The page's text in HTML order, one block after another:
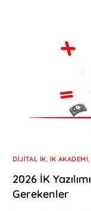
DIJITAL İK, İK AKADEMI,
2026 İK
Gerekenler